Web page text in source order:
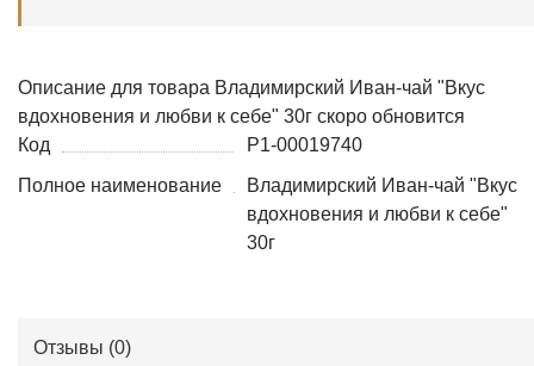
Описание для товара Владимирский Иван-чай "Вкус
вдохновения и любви к себе" 30г скоро обновится
Код
Р1-00019740
Полное наименование
Владимирский Иван-чай "Вкус
вдохновения и любви к себе"
30г
Отзывы (0)